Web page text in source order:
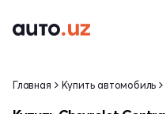
Главная Купить автомобиль